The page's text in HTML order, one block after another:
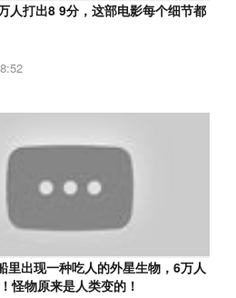
人打出8 9分，这部电影每个细节都
里出现一种吃人的外星生物，6万人
怪物原来是人类变的！